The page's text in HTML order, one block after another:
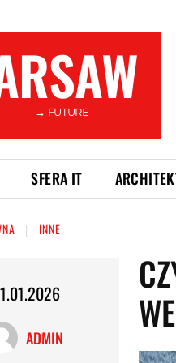
———→ FUTURE
SFERA IT
INNE
ADMIN